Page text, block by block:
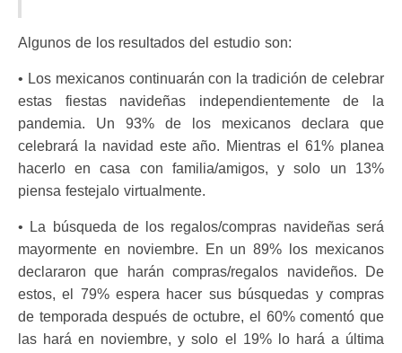
Algunos de los resultados del estudio son:
• Los mexicanos continuarán con la tradición de celebrar
estas fiestas navideñas independientemente de la
pandemia. Un 93% de los mexicanos declara que
celebrará la navidad este año. Mientras el 61% planea
hacerlo en casa con familia/amigos, y solo un 13%
piensa festejalo virtualmente.
• La búsqueda de los regalos/compras navideñas será
mayormente en noviembre. En un 89% los mexicanos
declararon que harán compras/regalos navideños. De
estos, el 79% espera hacer sus búsquedas y compras
de temporada después de octubre, el 60% comentó que
las hará en noviembre, y solo el 19% lo hará a última